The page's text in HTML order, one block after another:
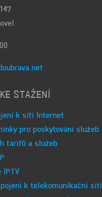
STAŽENÍ
k síti Internet
pro poskytování služeb
tarifů a služeb
IPTV
k telekomunikační síti